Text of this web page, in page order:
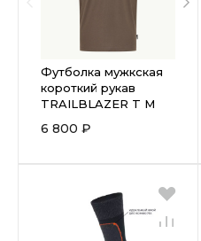
Футболка мужкская
короткий рукав
TRAILBLAZER T M
6 800 ₽